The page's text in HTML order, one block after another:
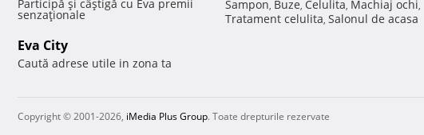
Participă şi câştigă cu Eva premii
senzaţionale
Eva City
Caută adrese utile in zona ta
Sampon, Buze, Celulita, Machiaj ochi,
Tratament celulita, Salonul de acasa
Copyright © 2001-2026, iMedia Plus Group. Toate drepturile rezervate